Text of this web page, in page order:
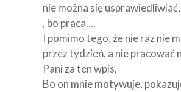
nie można się
, bo praca….
I pomimo tego, że nie raz nie
przez tydzień, a nie pracować
Pani za ten wpis,
Bo on mnie motywuje,